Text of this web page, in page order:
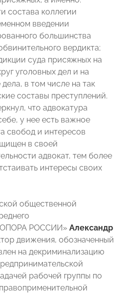
состава коллегии
введении
большинства
вердикта;
суда присяжных на
уголовных дел и на
в том числе на так
составы преступлений.
что адвокатура
у нее есть важное
свобод и интересов
в своей
адвокат, тем более
интересы своих
общественной
РОССИИ» Александр
движения, обозначенный
на декриминализацию
рабочей группы по